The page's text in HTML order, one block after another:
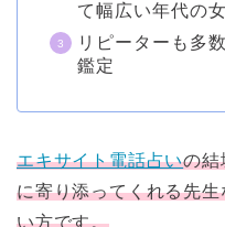
て幅広い年代の
リピーターも多
鑑定
エキサイト電話占いの結
に寄り添ってくれる先
い方です。